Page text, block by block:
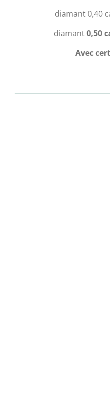
diamant 0,40
diamant0,50
Avec